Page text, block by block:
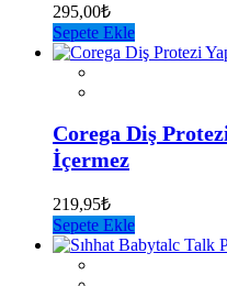
295,00₺
Sepete Ekle
Corega Diş
İçermez
219,95₺
Sepete Ekle